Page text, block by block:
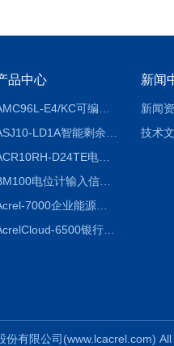
品中心
AMC96L-E4/KC可编程智能电测表多功能表
ASJ10-LD1A智能剩余电流继电器厂家
ACR10RH-D24TE电力仪表外置开口式互感器
BM100电位计输入信号隔离器
Acrel-7000企业能源管控平台
AcrelCloud-6500银行业安全用电能耗云平台
新闻
新闻
技术
份有限公司(www.lcacrel.com)